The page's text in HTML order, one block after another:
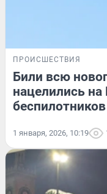
ПРОИСШЕСТВИЯ
Били всю
нацелились
1 января, 2026, 10:19